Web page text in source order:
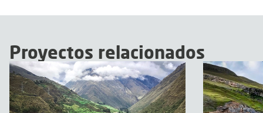
Proyectos relacionados